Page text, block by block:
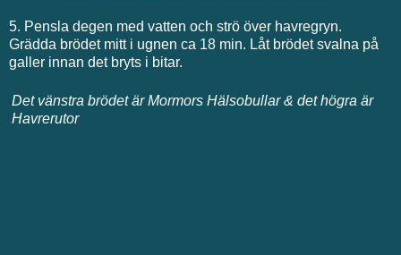
5. Pensla degen med vatten och strö över havregryn.
Grädda brödet mitt i ugnen ca 18 min. Låt brödet svalna på
galler innan det bryts i bitar.
Det vänstra brödet är Mormors Hälsobullar & det högra är
Havrerutor